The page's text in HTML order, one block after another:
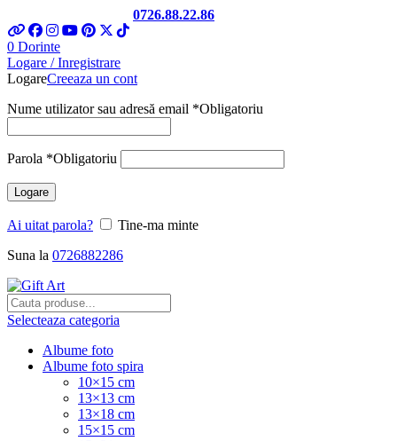
0726.88.22.86
0 Dorinte
Logare / Inregistrare
LogareCreeaza un cont
Nume utilizator sau adresă email *Obligatoriu
Parola *Obligatoriu
Logare
Ai uitat parola?
Tine-ma minte
Suna la 0726882286
Selecteaza categoria
Albume foto
Albume foto spira
10×15 cm
13×13 cm
13×18 cm
15×15 cm